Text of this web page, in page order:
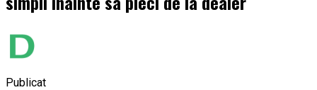
Publicat